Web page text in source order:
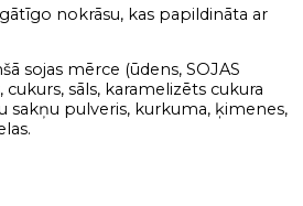
nokrāsu, kas papildināta ar
sojas mērce (ūdens, SOJAS
sāls, karamelizēts cukura
sakņu pulveris, kurkuma, ķimenes,